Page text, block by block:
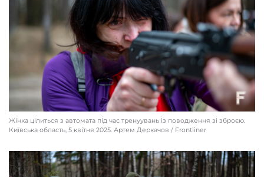
Новобранка Бучанського ДФТГ із манікюром тримає автомат в руках.
Київcька область, 5 квітня 2025. Артем Деркачов / Frontliner
Жінка цілиться з автомата під час тренуувань із поводження зі зброєю.
Київcька область, 5 квітня 2025. Артем Деркачов / Frontliner